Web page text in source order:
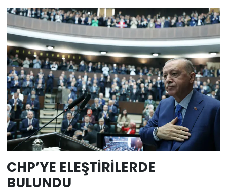
CHP’YE ELEŞTİRİLERDE
BULUNDU